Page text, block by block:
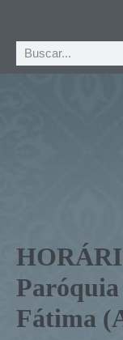
Paróquia
Fátima